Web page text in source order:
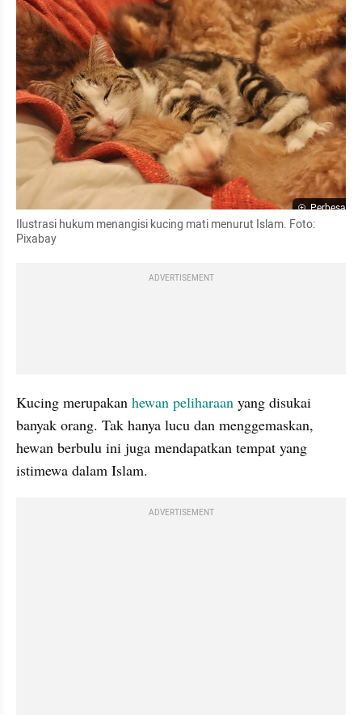
Perbesar
Ilustrasi hukum menangisi kucing mati menurut Islam. Foto:
Pixabay
ADVERTISEMENT
Kucing merupakan hewan peliharaan yang disukai
banyak orang. Tak hanya lucu dan menggemaskan,
hewan berbulu ini juga mendapatkan tempat yang
istimewa dalam Islam.
ADVERTISEMENT